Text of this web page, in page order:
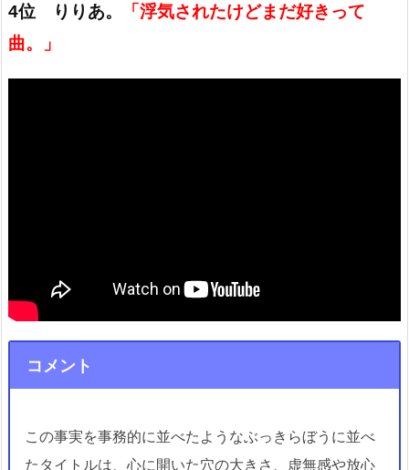
4位 りりあ。
「浮気されたけどまだ好きって
曲。」
コメント
この事実を事務的に並べたようなぶっきらぼうに並べ
たタイトルは、心に開いた穴の大きさ、虚無感や放心